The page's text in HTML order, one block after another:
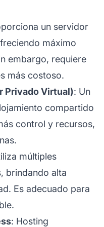
un servidor
máximo
embargo, requiere
más costoso.
Privado Virtual): Un
compartido
control y recursos,
múltiples
brindando alta
Es adecuado para
: Hosting